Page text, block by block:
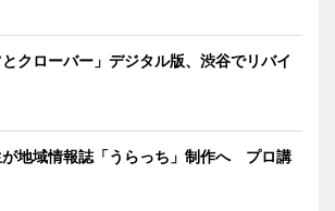
クローバー」デジタル版、渋谷でリバイ
地域情報誌「うらっち」制作へ プロ講